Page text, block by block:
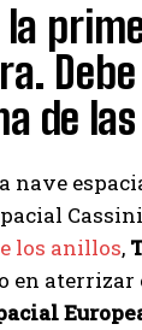
de
nave
Cassini
los anillos,